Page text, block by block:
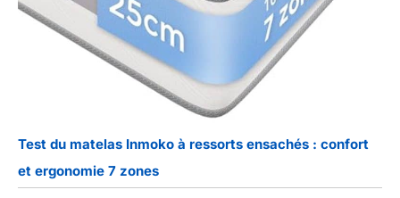
Test du matelas Inmoko à ressorts ensachés : confort
et ergonomie 7 zones